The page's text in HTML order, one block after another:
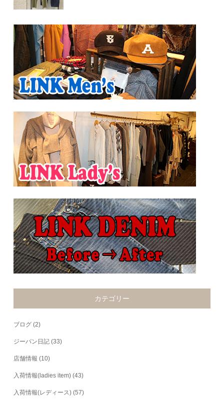
カテゴリー
ブログ (2)
ジーパン日記 (33)
店舗情報 (10)
入荷情報(ladies item) (43)
入荷情報(レディース) (57)